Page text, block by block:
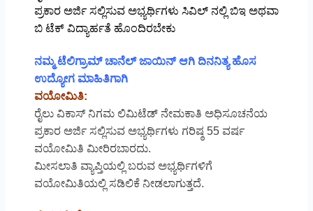
ಪ್ರಕಾರ ಅರ್ಜಿ ಸಲ್ಲಿಸುವ ಅಭ್ಯರ್ಥಿಗಳು ಸಿವಿಲ್ ನಲ್ಲಿ ಬಿಇ ಅಥವಾ
ಬಿ ಟೆಕ್ ವಿದ್ಯಾರ್ಹತೆ ಹೊಂದಿರಬೇಕು
ನಮ್ಮ ಟೆಲಿಗ್ರಾಮ್ ಚಾನೆಲ್ ಜಾಯಿನ್ ಆಗಿ ದಿನನಿತ್ಯ ಹೊಸ
ಉದ್ಯೋಗ ಮಾಹಿತಿಗಾಗಿ
ವಯೋಮಿತಿ:
ರೈಲು ವಿಕಾಸ್ ನಿಗಮ ಲಿಮಿಟೆಡ್ ನೇಮಕಾತಿ ಅಧಿಸೂಚನೆಯ
ಪ್ರಕಾರ ಅರ್ಜಿ ಸಲ್ಲಿಸುವ ಅಭ್ಯರ್ಥಿಗಳು ಗರಿಷ್ಠ 55 ವರ್ಷ
ವಯೋಮಿತಿ ಮೀರಿರಬಾರದು.
ಮೀಸಲಾತಿ ವ್ಯಾಪ್ತಿಯಲ್ಲಿ ಬರುವ ಅಭ್ಯರ್ಥಿಗಳಿಗೆ
ವಯೋಮಿತಿಯಲ್ಲಿ ಸಡಿಲಿಕೆ ನೀಡಲಾಗುತ್ತದೆ.